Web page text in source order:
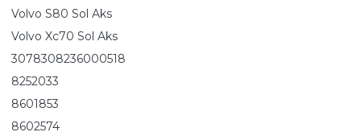
Volvo S80 Sol Aks
Volvo Xc70 Sol Aks
3078308236000518
8252033
8601853
8602574